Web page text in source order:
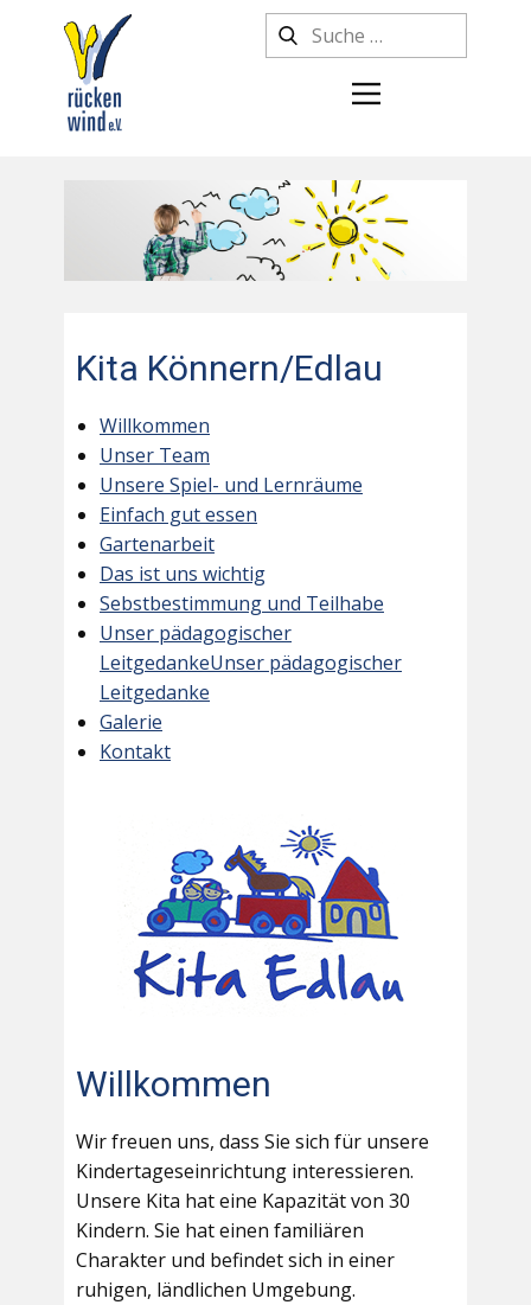
Kita Könnern/Edlau
Willkommen
Unser Team
Unsere Spiel- und Lernräume
Einfach gut essen
Gartenarbeit
Das ist uns wichtig
Sebstbestimmung und Teilhabe
Unser pädagogischer
LeitgedankeUnser pädagogischer
Leitgedanke
Galerie
Kontakt
Willkommen
Wir freuen uns, dass Sie sich für unsere
Kindertageseinrichtung interessieren.
Unsere Kita hat eine Kapazität von 30
Kindern. Sie hat einen familiären
Charakter und befindet sich in einer
ruhigen, ländlichen Umgebung.